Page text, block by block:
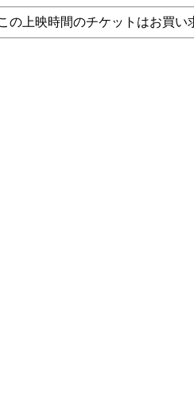
の上映時間のチケットはお買い